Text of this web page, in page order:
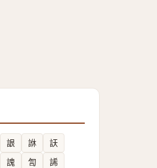
詪 䛙
䚶
謉 訇 䛥